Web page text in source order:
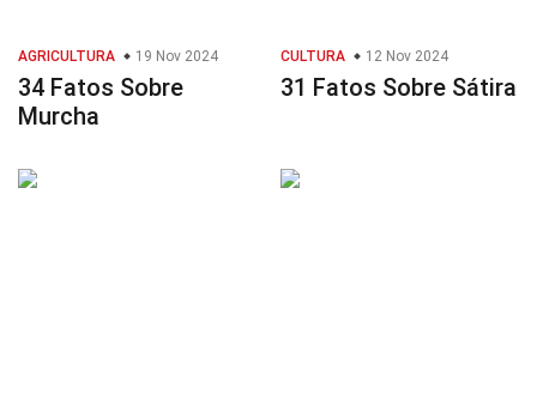
AGRICULTURA 19 Nov 2024
34 Fatos Sobre
Murcha
CULTURA 12 Nov 2024
31 Fatos Sobre Sátira